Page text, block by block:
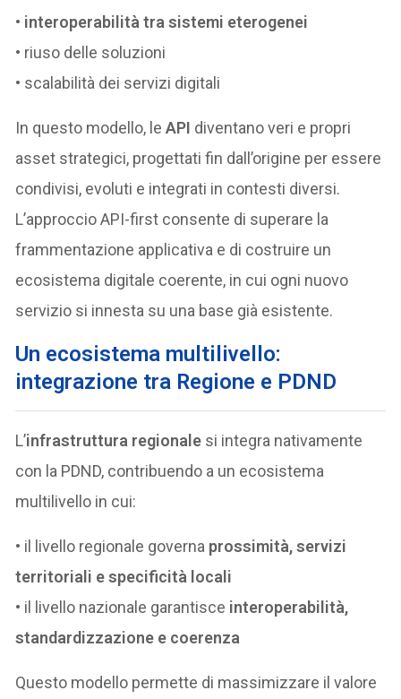
• interoperabilità tra sistemi eterogenei
• riuso delle soluzioni
• scalabilità dei servizi digitali
In questo modello, leAPI diventano veri e propri
asset strategici, progettati fin dall’origine per essere
condivisi, evoluti e integrati in contesti diversi.
L’approccio API-first consente di superare la
frammentazione applicativa e di costruire un
ecosistema digitale coerente, in cui ogni nuovo
servizio si innesta su una base già esistente.
Un ecosistema multilivello:
integrazione tra Regione e PDND
L’infrastruttura regionale si integra nativamente
con la PDND, contribuendo a un ecosistema
multilivello in cui:
• il livello regionale governa prossimità, servizi
territoriali e specificità locali
• il livello nazionale garantisce interoperabilità,
standardizzazione e coerenza
Questo modello permette di massimizzare il valore